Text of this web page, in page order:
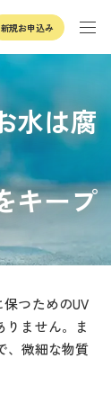
新規お申込み
水は腐
キープ
つためのUV
ません。ま
、微細な物質